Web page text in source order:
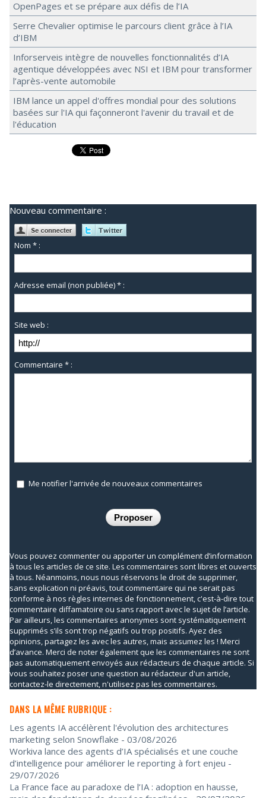
OpenPages et se prépare aux défis de l’IA
Serre Chevalier optimise le parcours client grâce à l’IA
d’IBM
Inforserveis intègre de nouvelles fonctionnalités d’IA
agentique développées avec NSI et IBM pour transformer
l’après-vente automobile
IBM lance un appel d'offres mondial pour des solutions
basées sur l'IA qui façonneront l'avenir du travail et de
l'éducation
Nouveau commentaire :
Nom * :
Adresse email (non publiée) * :
Site web :
Commentaire * :
Me notifier l'arrivée de nouveaux commentaires
Vous pouvez commenter ou apporter un complément d’information
à tous les articles de ce site. Les commentaires sont libres et ouverts
à tous. Néanmoins, nous nous réservons le droit de supprimer,
sans explication ni préavis, tout commentaire qui ne serait pas
conforme à nos règles internes de fonctionnement, c'est-à-dire tout
commentaire diffamatoire ou sans rapport avec le sujet de l’article.
Par ailleurs, les commentaires anonymes sont systématiquement
supprimés s’ils sont trop négatifs ou trop positifs. Ayez des
opinions, partagez les avec les autres, mais assumez les ! Merci
d’avance. Merci de noter également que les commentaires ne sont
pas automatiquement envoyés aux rédacteurs de chaque article. Si
vous souhaitez poser une question au rédacteur d'un article,
contactez-le directement, n'utilisez pas les commentaires.
DANS LA MÊME RUBRIQUE :
Les agents IA accélèrent l'évolution des architectures
marketing selon Snowflake - 03/08/2026
Workiva lance des agents d’IA spécialisés et une couche
d’intelligence pour améliorer le reporting à fort enjeu -
29/07/2026
La France face au paradoxe de l’IA : adoption en hausse,